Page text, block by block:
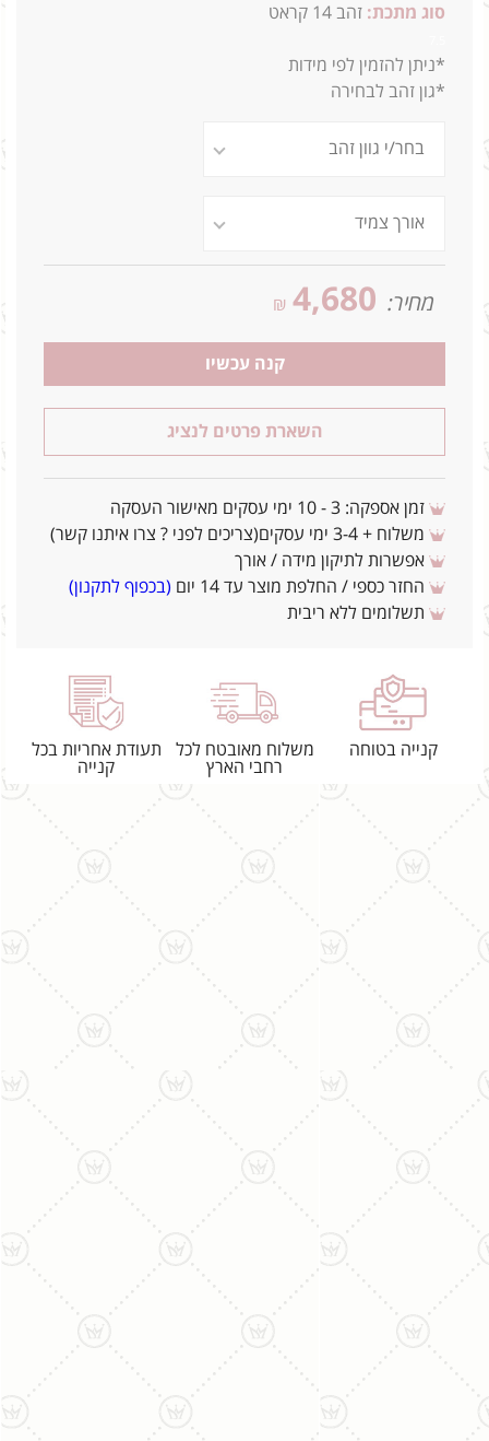
סוג מתכת: זהב 14 קראט
*ניתן להזמין לפי מידות
*גון זהב לבחירה
מחיר: 4,680
₪
קנה עכשיו
השארת פרטים לנציג
זמן אספקה: 3 - 10 ימי עסקים מאישור העסקה
משלוח + 3-4 ימי עסקים(צריכים לפני ? צרו איתנו קשר)
אפשרות לתיקון מידה / אורך
החזר כספי / החלפת מוצר עד 14 יום
(בכפוף לתקנון)
תשלומים ללא ריבית
קנייה בטוחה
משלוח מאובטח לכל
רחבי הארץ
תעודת אחריות בכל
קנייה